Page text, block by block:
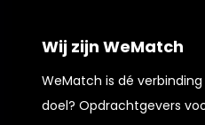
Wij zijn WeMatch
WeMatch is dé
doel? Opdrachtgevers